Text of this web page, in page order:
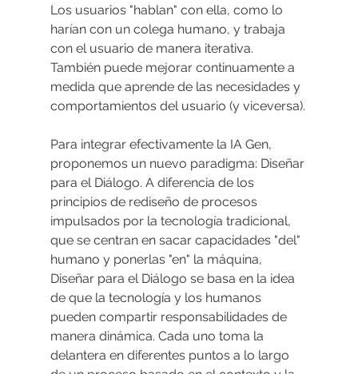
Los usuarios "hablan" con ella, como lo
harían con un colega humano, y trabaja
con el usuario de manera iterativa.
También puede mejorar continuamente a
medida que aprende de las necesidades y
comportamientos del usuario (y viceversa).
Para integrar efectivamente la IA Gen,
proponemos un nuevo paradigma: Diseñar
para el Diálogo. A diferencia de los
principios de rediseño de procesos
impulsados por la tecnología tradicional,
que se centran en sacar capacidades "del"
humano y ponerlas "en" la máquina,
Diseñar para el Diálogo se basa en la idea
de que la tecnología y los humanos
pueden compartir responsabilidades de
manera dinámica. Cada uno toma la
delantera en diferentes puntos a lo largo